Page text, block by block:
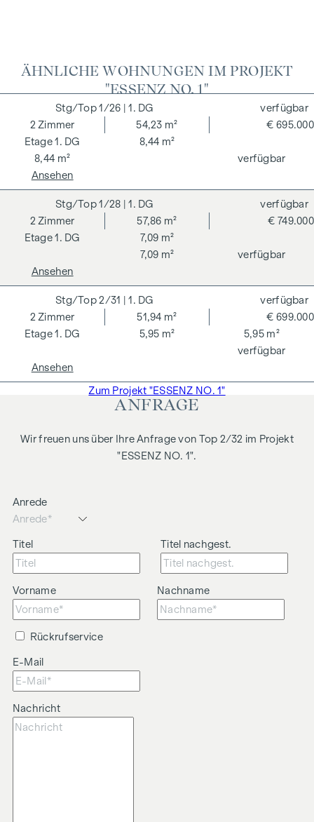
Barauslagen und Beglaubigung.
Wir weisen darauf hin, dass zwischen dem Vermittler und
dem zu vermittelnden Dritten ein familiäres oder
wirtschaftliches Naheverhältnis besteht.
ÄHNLICHE WOHNUNGEN IM PROJEKT
"ESSENZ NO. 1"
1/26 | 1. DG
1. DG
2Zimmer
54,23 m²
8,44 m²
8,44 m²
€ 695.000
verfügbar
verfügbar
Ansehen
1/28 | 1. DG
1. DG
2Zimmer
57,86 m²
7,09 m²
7,09 m²
€ 749.000
verfügbar
verfügbar
Ansehen
2/31 | 1. DG
1. DG
2Zimmer
51,94 m²
5,95 m²
5,95 m²
€ 699.000
verfügbar
verfügbar
Ansehen
Zum Projekt "ESSENZ NO. 1"
ANFRAGE
Wir freuen uns über Ihre Anfrage von Top 2/32 im Projekt
"ESSENZ NO. 1".
Anrede
Titel Titel nachgest.
Vorname Nachname
Rückrufservice
E-Mail
Nachricht